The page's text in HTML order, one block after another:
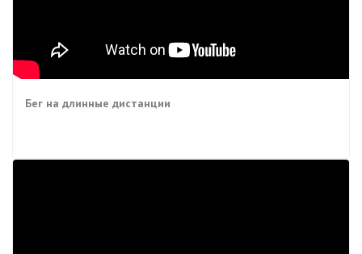
Бег на длинные дистанции